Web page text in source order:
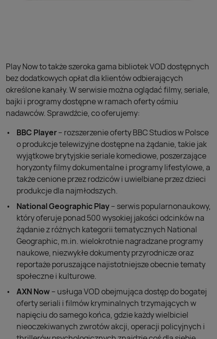
Play Now to także szeroka gama bibliotek VOD dostępnych
bez dodatkowych opłat dla klientów odbierających
określone kanały. W serwisie można oglądać filmy, seriale,
bajki i programy dostępne w ramach oferty ośmiu
nadawców. Sprawdźcie, co oferujemy:
BBC Player– rozszerzenie oferty BBC Studios w Polsce
o produkcje telewizyjne dostępne na żądanie, takie jak
wyjątkowe brytyjskie seriale komediowe, poszerzające
horyzonty filmy dokumentalne i programy lifestylowe, a
także cenione przez rodziców i uwielbiane przez dzieci
produkcje dla najmłodszych.
National Geographic Play– serwis popularnonaukowy,
który oferuje ponad 500 wysokiej jakości odcinków na
żądanie z różnych kategorii tematycznych National
Geographic, m.in. wielokrotnie nagradzane programy
naukowe, niezwykłe dokumenty przyrodnicze oraz
reportaże poruszające najistotniejsze obecnie tematy
społeczne i kulturowe.
AXN Now– usługa VOD obejmująca dostęp do bogatej
oferty seriali i filmów kryminalnych trzymających w
napięciu do samego końca, gdzie każdy wielbiciel
nieoczekiwanych zwrotów akcji, operacji policyjnych i